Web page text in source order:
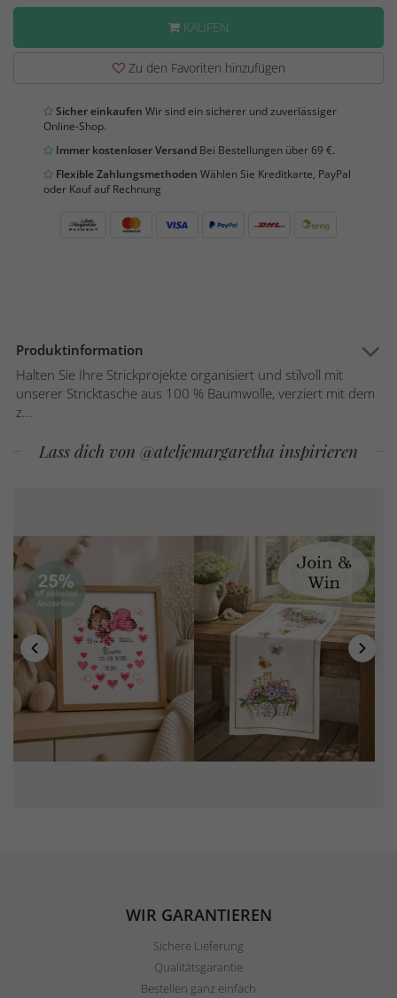
KAUFEN
Zu den Favoriten hinzufügen
Sicher einkaufen Wir sind ein sicherer und zuverlässiger
Online-Shop.
Immer kostenloser Versand Bei Bestellungen über 69 €.
Flexible Zahlungsmethoden Wählen Sie Kreditkarte, PayPal
oder Kauf auf Rechnung
Produktinformation
Halten Sie Ihre Strickprojekte organisiert und stilvoll mit
unserer Stricktasche aus 100 % Baumwolle, verziert mit dem
z...
Lass dich von @ateljemargaretha inspirieren
WIR GARANTIEREN
Sichere Lieferung
Qualitätsgarantie
Bestellen ganz einfach